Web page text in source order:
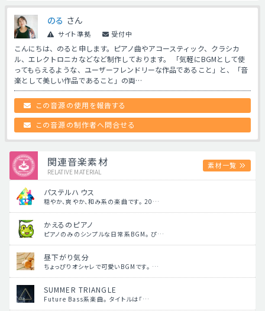
のる さん
サイト準拠 受付中
こんにちは、のると申します。ピアノ曲やアコースティック、クラシカ
ル、エレクトロニカなどなど制作しております。 「気軽にBGMとして使
ってもらえるような、ユーザーフレンドリーな作品であること」と、「音
楽として美しい作品であること」の両…
この音源の使用を報告する
この音源の制作者へ問合せる
関連音楽素材
RELATIVE MATERIAL
素材一覧
パステルハウス
穏やか、爽やか、和み系の楽曲です。 20…
かえるのピアノ
ピアノのみのシンプルな日常系BGM。 ぴ…
昼下がり気分
ちょっぴりオシャレで可愛いBGMです。 …
SUMMER TRIANGLE
Future Bass系楽曲。 タイトルは「…